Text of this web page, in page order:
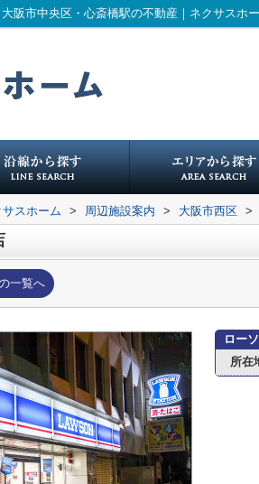
阪市中央区・心斎橋駅の不動産｜ネクサスホ
スホーム > 周辺施設案内 > 大阪市西区 >
一覧へ
ロー
所在